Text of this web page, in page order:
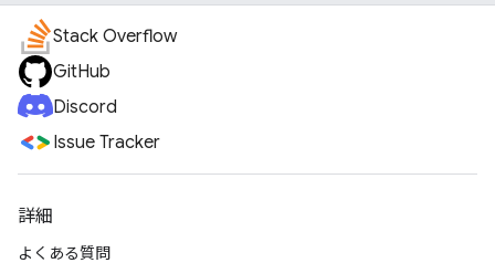
Stack Overflow
GitHub
Discord
Issue Tracker
詳細
よくある質問